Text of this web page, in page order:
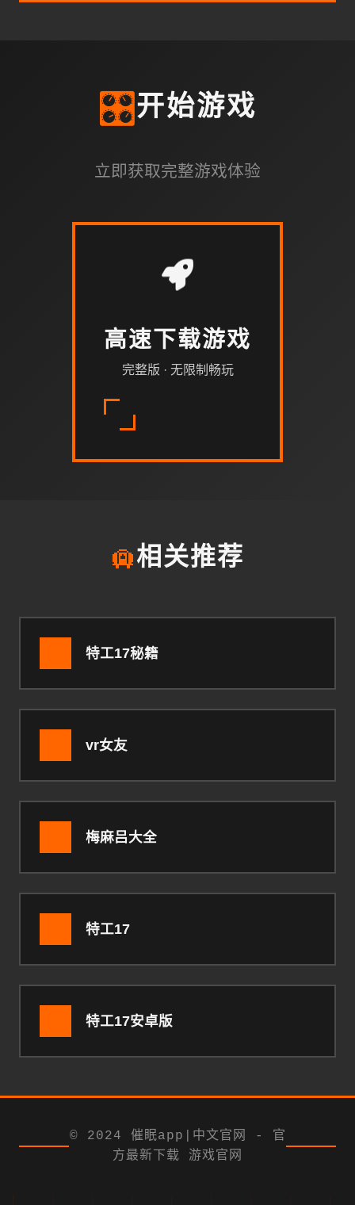
🎛️开始游戏
立即获取完整游戏体验
高速下载游戏
完整版 · 无限制畅玩
🛄相关推荐
特工17秘籍
vr女友
梅麻吕大全
特工17
特工17安卓版
© 2024 催眠app|中文官网 - 官
方最新下载 游戏官网